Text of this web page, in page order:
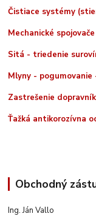
Čistiace systémy
Mechanické spojovače
Sitá - triedenie
Mlyny - pogumovanie
Zastrešenie
Ťažká antikorozívna
Obchodný
Ing. Ján Vallo